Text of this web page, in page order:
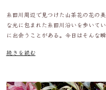
糸田川周辺で見つけた山茶花の花の
な光に包まれた糸田川沿いを歩いて
に出会うことがある。今日はそんな
続きを読む